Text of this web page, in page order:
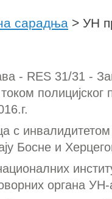
сарадња > УН
- RES 31/31 -
полицијског
с
Босне и
органа УН-